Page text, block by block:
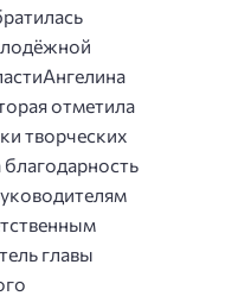
отметила
творческих
главы